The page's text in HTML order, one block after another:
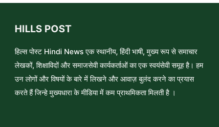
HILLS POST
हिल्स पोस्ट Hindi News एक स्थानीय, हिंदी भाषी, मुख्य रूप से समाचार
लेखकों, शिक्षाविदों और समाजसेवी कार्यकर्ताओं का एक स्वयंसेवी समूह है। हम
उन लोगों और विषयों के बारे में लिखने और आवाज़ बुलंद करने का प्रयास
करते हैं जिन्हे मुख्यधारा के मीडिया में कम प्राथमिकता मिलती है ।